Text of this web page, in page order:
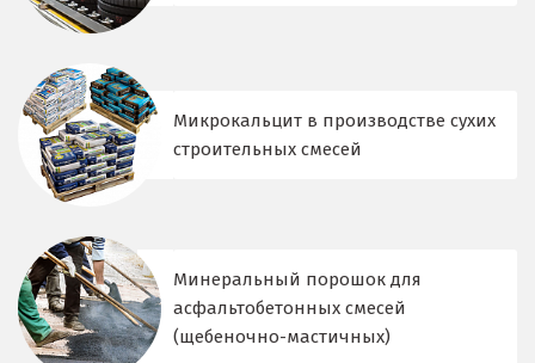
Микрокальцит в производстве сухих
строительных смесей
Минеральный порошок для
асфальтобетонных смесей
(щебеночно-мастичных)